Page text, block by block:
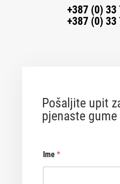
+387 (0) 33
+387 (0) 33
Pošaljite upit
pjenaste gume
Ime *